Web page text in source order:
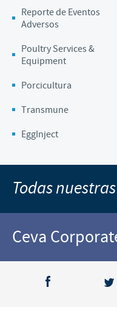
Reporte de Eventos
Adversos
Poultry Services &
Equipment
Porcicultura
Transmune
EggInject
Todas
Ceva